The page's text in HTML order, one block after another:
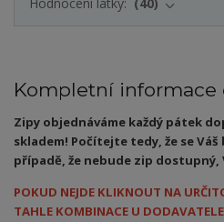
Kompletní informace
Zipy objednáváme každý pátek
skladem! Počítejte tedy, že se
případě, že nebude zip
POKUD NEJDE KLIKNOUT NA
TAHLE KOMBINACE U